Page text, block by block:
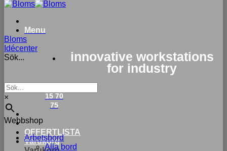
Menu
innovative workstations
for industry
15 70
75
OFFERTLISTA
Varukorg
Bloms
Idécenter
Sök...
×
Webbshop
Arbetsbord
Alla bord